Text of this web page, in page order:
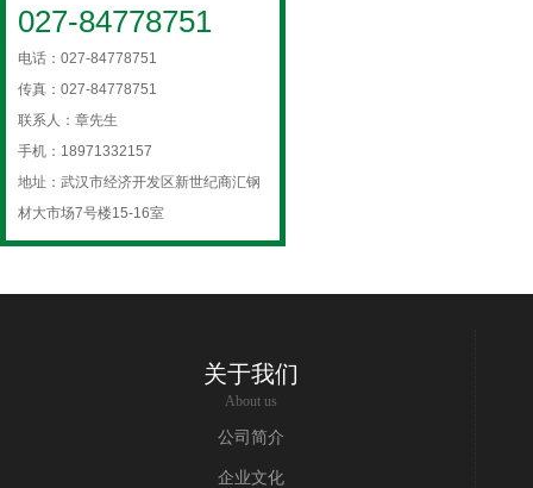
027-84778751
电话：027-84778751
传真：027-84778751
联系人：章先生
手机：18971332157
地址：武汉市经济开发区新世纪商汇钢
材大市场7号楼15-16室
关于我们
About us
公司简介
企业文化